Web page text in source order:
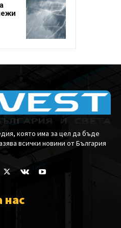
която има за цел да бъде
всички новини от България
нас